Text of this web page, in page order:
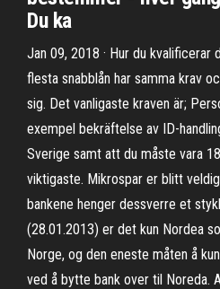
Du ka
Jan 09, 2018 · Hur du kvalificerar
flesta snabblån har samma krav
sig. Det vanligaste kraven är;
exempel bekräftelse av ID-
Sverige samt att du måste vara
viktigaste. Mikrospar er blitt
bankene henger dessverre et
(28.01.2013) er det kun Nordea
Norge, og den eneste måten å
ved å bytte bank over til Noreda.